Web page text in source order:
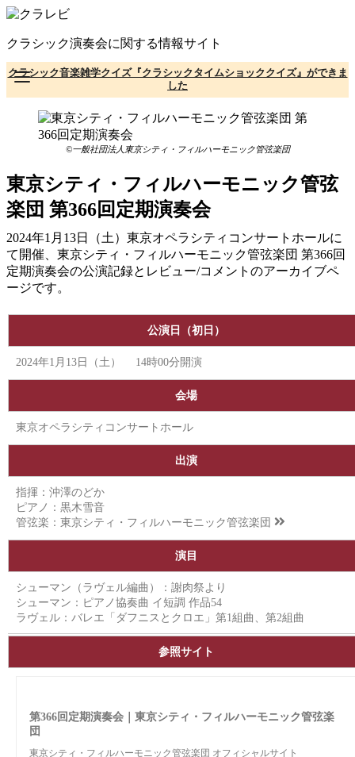
コ
テ
ン
ツ
へ
クラシック演奏会に関する情報サイト
クラシック音楽雑学クイズ『クラシックタイムショッククイズ』ができま
した
©一般社団法人東京シティ・フィルハーモニック管弦楽団
東京シティ・フィルハーモニック管弦
楽団 第366回定期演奏会
2024年1月13日（土）東京オペラシティコンサートホールに
て開催、東京シティ・フィルハーモニック管弦楽団 第366回
定期演奏会の公演記録とレビュー/コメントのアーカイブペ
ージです。
公演日（初日）
2024年1月13日（土） 14時00分開演
会場
東京オペラシティコンサートホール
出演
指揮：沖澤のどか
ピアノ：黒木雪音
管弦楽： 東京シティ・フィルハーモニック管弦楽団
演目
シューマン（ラヴェル編曲）：謝肉祭より
シューマン：ピアノ協奏曲 イ短調 作品54
ラヴェル：バレエ「ダフニスとクロエ」第1組曲、第2組曲
参照サイト
第366回定期演奏会｜東京シティ・フィルハーモニック管弦楽
団
東京シティ・フィルハーモニック管弦楽団 オフィシャルサイト